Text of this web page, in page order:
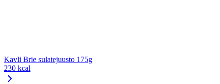
Kavli Brie sulatejuusto 175g
230 kcal